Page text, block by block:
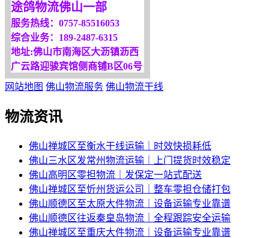
途鸽物流佛山一部
服务热线：0757-85516053
综合业务：189-2487-6315
地址:佛山市南海区大沥镇沥西
广云路迎骏宾馆侧商铺B区06号
网站地图 佛山物流服务 佛山物流干线
物流资讯
佛山禅城区至衡水干线运输｜时效快损耗低
佛山三水区发常州物流运输｜上门提货时效稳定
佛山高明区零担物流｜发保定一站式配送
佛山禅城区至忻州货运公司｜整车零担仓储打包
佛山顺德区至太原大件物流｜设备运输专业靠谱
佛山顺德区往返秦皇岛物流｜全程跟踪安全运输
佛山禅城区至重庆大件物流｜设备运输专业靠谱